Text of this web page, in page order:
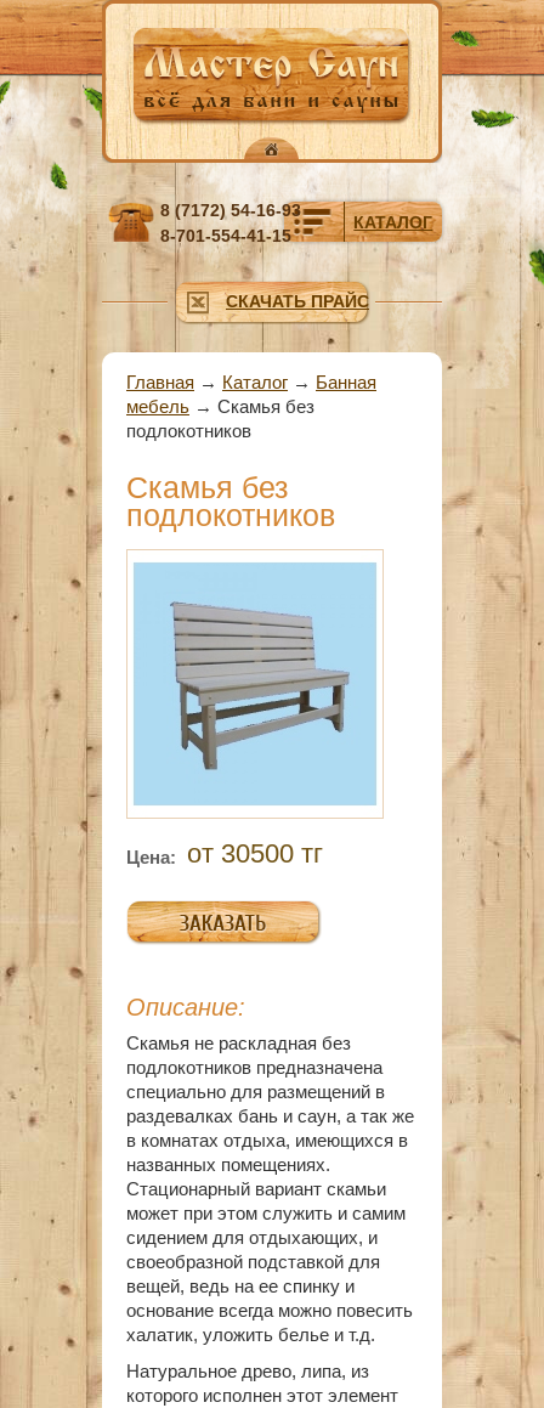
Перейти к основному содержанию
КАТАЛОГ
8 (7172) 54-16-93
8-701-554-41-15
СКАЧАТЬ ПРАЙС
Вы здесь
Главная → Каталог → Банная
мебель → Скамья без
подлокотников
Скамья без
подлокотников
Цена: от 30500 тг
Описание:
Скамья не раскладная без
подлокотников предназначена
специально для размещений в
раздевалках бань и саун, а так же
в комнатах отдыха, имеющихся в
названных помещениях.
Стационарный вариант скамьи
может при этом служить и самим
сидением для отдыхающих, и
своеобразной подставкой для
вещей, ведь на ее спинку и
основание всегда можно повесить
халатик, уложить белье и т.д.
Натуральное древо, липа, из
которого исполнен этот элемент